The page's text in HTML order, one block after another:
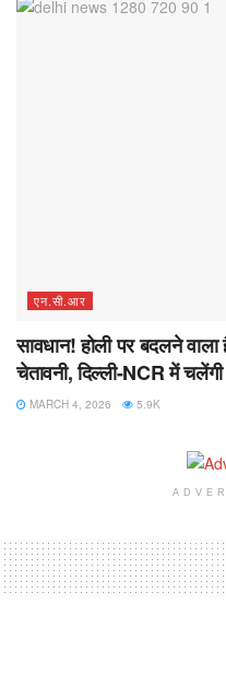
एन.सी.आर
सावधान! होली पर बदलने वाला
चेतावनी, दिल्ली-NCR में
MARCH 4, 2026 5.9K